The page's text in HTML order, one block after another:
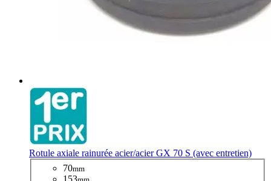
Rotule axiale rainurée acier/acier GX 70 S (avec entretien)
70mm